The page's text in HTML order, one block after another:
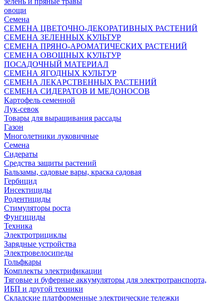
овощи
Семена
СЕМЕНА ЦВЕТОЧНО-ДЕКОРАТИВНЫХ РАСТЕНИЙ
СЕМЕНА ЗЕЛЕННЫХ КУЛЬТУР
СЕМЕНА ПРЯНО-АРОМАТИЧЕСКИХ РАСТЕНИЙ
СЕМЕНА ОВОЩНЫХ КУЛЬТУР
ПОСАДОЧНЫЙ МАТЕРИАЛ
СЕМЕНА ЯГОДНЫХ КУЛЬТУР
СЕМЕНА ЛЕКАРСТВЕННЫХ РАСТЕНИЙ
СЕМЕНА СИДЕРАТОВ И МЕДОНОСОВ
Картофель семенной
Лук-севок
Товары для выращивания рассады
Газон
Многолетники луковичные
Семена
Сидераты
Средства защиты растений
Бальзамы, садовые вары, краска садовая
Гербицид
Инсектициды
Родентициды
Стимуляторы роста
Фунгициды
Техника
Электротрициклы
Зарядные устройства
Электровелосипеды
Гольфкары
Комплекты электрификации
Тяговые и буферные аккумуляторы для электротранспорта,
ИБП и другой техники
Складские платформенные электрические тележки